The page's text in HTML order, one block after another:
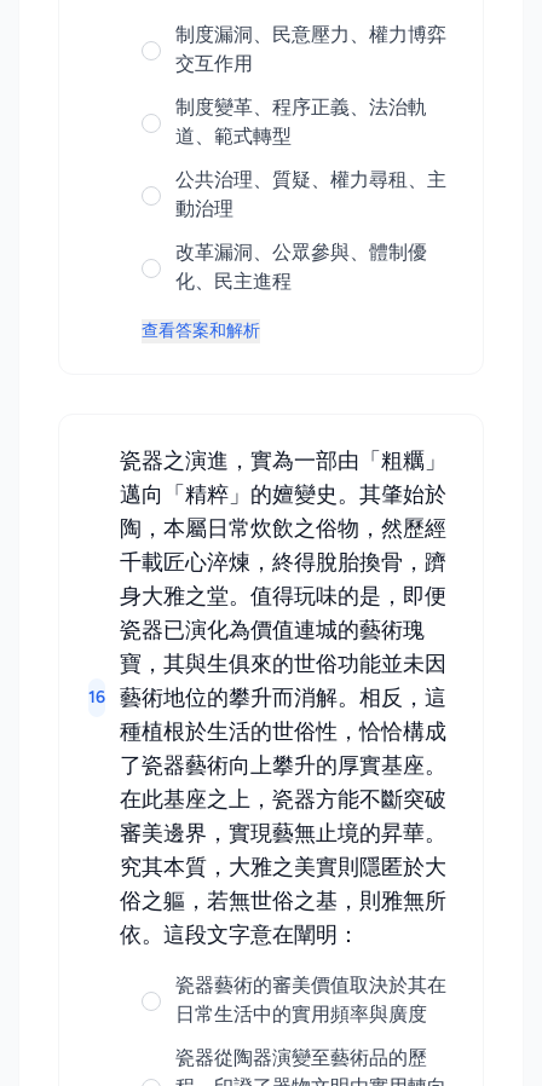
制度漏洞、民意壓力、權力博弈
交互作用
制度變革、程序正義、法治軌
道、範式轉型
公共治理、質疑、權力尋租、主
動治理
改革漏洞、公眾參與、體制優
化、民主進程
查看答案和解析
16
瓷器之演進，實為一部由「粗糲」
邁向「精粹」的嬗變史。其肇始於
陶，本屬日常炊飲之俗物，然歷經
千載匠心淬煉，終得脫胎換骨，躋
身大雅之堂。值得玩味的是，即便
瓷器已演化為價值連城的藝術瑰
寶，其與生俱來的世俗功能並未因
藝術地位的攀升而消解。相反，這
種植根於生活的世俗性，恰恰構成
了瓷器藝術向上攀升的厚實基座。
在此基座之上，瓷器方能不斷突破
審美邊界，實現藝無止境的昇華。
究其本質，大雅之美實則隱匿於大
俗之軀，若無世俗之基，則雅無所
依。這段文字意在闡明：
瓷器藝術的審美價值取決於其在
日常生活中的實用頻率與廣度
瓷器從陶器演變至藝術品的歷